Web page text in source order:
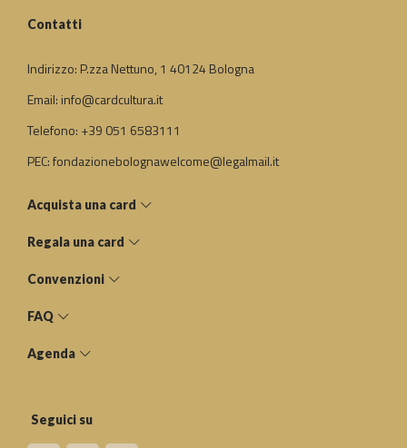
Contatti
Indirizzo: P.zza Nettuno, 1 40124 Bologna
Email: info@cardcultura.it
Telefono: +39 051 6583111
PEC: fondazionebolognawelcome@legalmail.it
Acquista una card
Regala una card
Convenzioni
FAQ
Agenda
Seguici su